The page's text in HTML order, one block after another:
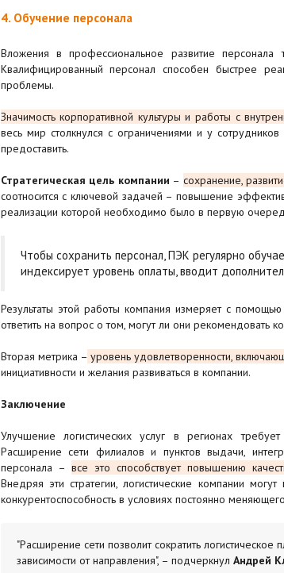
4. Обучение персонала
Вложения в профессиональное развитие
Квалифицированный персонал способен быстрее
проблемы.
Значимость корпоративной культуры и работы с
весь мир столкнулся с ограничениями и у
предоставить.
Стратегическая цель компании – сохранение,
соотносится с ключевой задачей – повышение
реализации которой необходимо было в первую
Чтобы сохранить персонал, ПЭК регулярно
индексирует уровень оплаты, вводит
Результаты этой работы компания измеряет с
ответить на вопрос о том, могут ли они рекомендовать
Вторая метрика – уровень удовлетворенности,
инициативности и желания развиваться в компании.
Заключение
Улучшение логистических услуг в регионах
Расширение сети филиалов и пунктов выдачи,
персонала – все это способствует повышению
Внедряя эти стратегии, логистические компании
конкурентоспособность в условиях постоянно
"Расширение сети позволит сократить
зависимости от направления", – подчеркнул Андрей